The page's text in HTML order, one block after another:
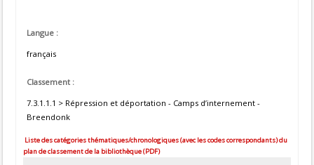
Langue :
français
Classement :
7.3.1.1.1 > Répression et déportation - Camps d’internement -
Breendonk
Liste des catégories thématiques/chronologiques (avec les codes correspondants) du
plan de classement de la bibliothèque (PDF)